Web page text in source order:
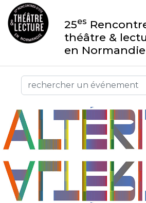
25es
théâtre &
en Normandie